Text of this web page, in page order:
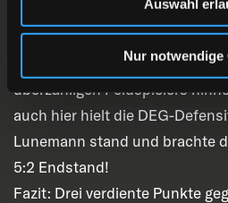
Auswahl
Nur notwendige
auch die DEG schoss
vorbei. Wenige Minuten
Situation, als die DEG eine
überzähligen Feldspielers
auch hier hielt die DEG-
Lunemann stand und brachte
5:2 Endstand!
Fazit: Drei verdiente Punkte